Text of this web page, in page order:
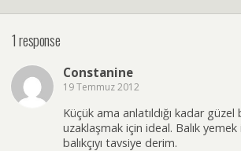
1 response
Constanine
19 Temmuz 2012
Küçük ama anlatıldığı kadar
uzaklaşmak için ideal. Balık
balıkçıyı tavsiye derim.